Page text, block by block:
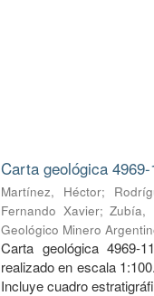
Carta geológica
Martínez, Héctor;
Fernando Xavier;Zubía,
Geológico Minero
Carta geológica 4969-
realizado en escala
Incluye cuadro